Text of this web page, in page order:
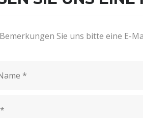
Sie uns bitte eine E-